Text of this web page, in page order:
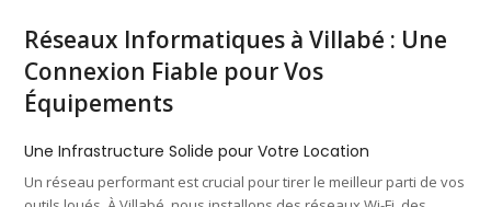
Réseaux Informatiques à Villabé : Une
Connexion Fiable pour Vos
Équipements
Une Infrastructure Solide pour Votre Location
Un réseau performant est crucial pour tirer le meilleur parti de vos